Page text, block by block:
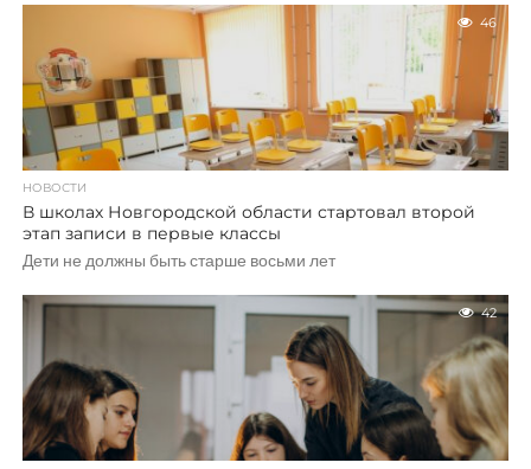
46
НОВОСТИ
В школах Новгородской области стартовал второй
этап записи в первые классы
Дети не должны быть старше восьми лет
42